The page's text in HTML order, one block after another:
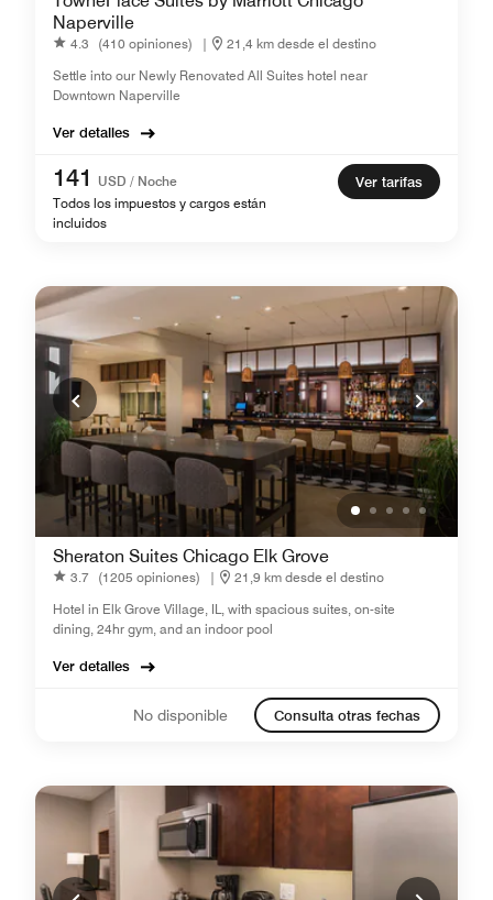
Naperville
4.3 (410 opiniones) |
21,4 km desde el destino
Settle into our Newly Renovated All Suites hotel near
Downtown Naperville
Ver detalles
141
USD / Noche
Todos los impuestos y cargos están
incluidos
Ver tarifas
Sheraton Suites Chicago Elk Grove
3.7 (1205 opiniones) |
21,9 km desde el destino
Hotel in Elk Grove Village, IL, with spacious suites, on-site
dining, 24hr gym, and an indoor pool
Ver detalles
No disponible Consulta otras fechas